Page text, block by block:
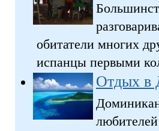
обитатели многих
испанцы первыми
Отдых в